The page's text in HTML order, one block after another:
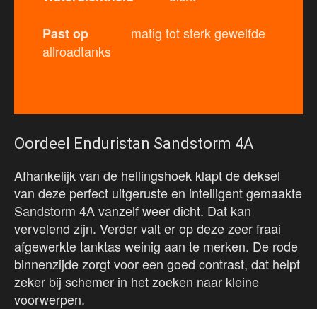
Past op matig tot sterk gewelfde
allroadtanks
Oordeel Enduristan Sandstorm 4A
Afhankelijk van de hellingshoek klapt de deksel
van deze perfect uitgeruste en intelligent gemaakte
Sandstorm 4A vanzelf weer dicht. Dat kan
vervelend zijn. Verder valt er op deze zeer fraai
afgewerkte tanktas weinig aan te merken. De rode
binnenzijde zorgt voor een goed contrast, dat helpt
zeker bij schemer in het zoeken naar kleine
voorwerpen.